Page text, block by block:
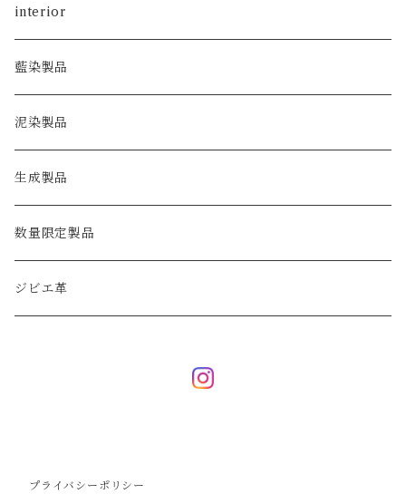
key holder
key case
ピアス
interior
藍染製品
泥染製品
生成製品
数量限定製品
ジビエ革
プライバシーポリシー